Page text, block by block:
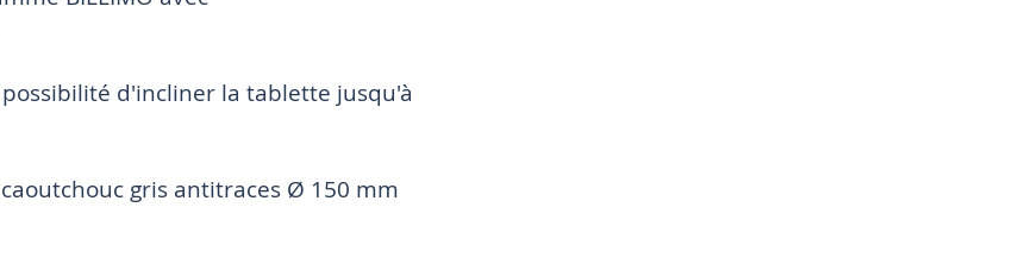
d'incliner la tablette jusqu'à
gris antitraces Ø 150 mm